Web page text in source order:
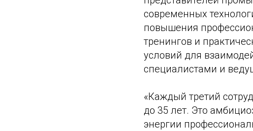
современных
повышения
тренингов и
условий для
специалистами и
«Каждый третий
до 35 лет. Это
энергии